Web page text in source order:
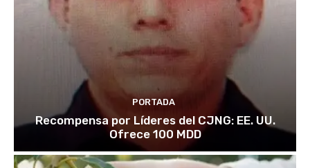
PORTADA
Recompensa por Líderes del CJNG: EE. UU.
Ofrece 100 MDD